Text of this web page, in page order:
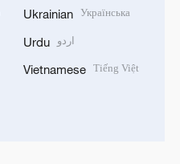
Ukrainian Українська
Urdu اردو
Vietnamese Tiếng Việt